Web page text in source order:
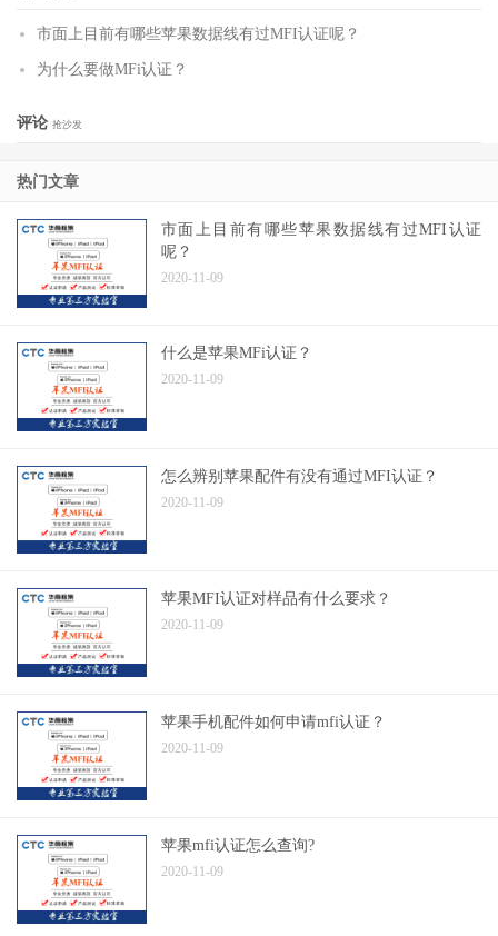
市面上目前有哪些苹果数据线有过MFI认证呢？
为什么要做MFi认证？
评论 抢沙发
热门文章
市面上目前有哪些苹果数据线有过MFI认证
呢？
2020-11-09
什么是苹果MFi认证？
2020-11-09
怎么辨别苹果配件有没有通过MFI认证？
2020-11-09
苹果MFI认证对样品有什么要求？
2020-11-09
苹果手机配件如何申请mfi认证？
2020-11-09
苹果mfi认证怎么查询?
2020-11-09